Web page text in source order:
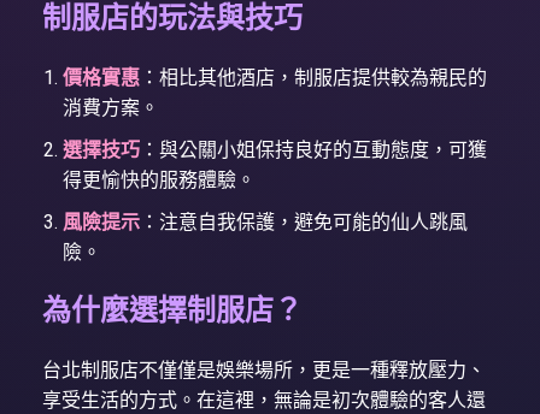
制服店的玩法與技巧
價格實惠 ：相比其他酒店，制服店提供較為親民的
消費方案。
選擇技巧 ：與公關小姐保持良好的互動態度，可獲
得更愉快的服務體驗。
風險提示 ：注意自我保護，避免可能的仙人跳風
險。
為什麼選擇制服店？
台北制服店不僅僅是娛樂場所，更是一種釋放壓力、
享受生活的方式。在這裡，無論是初次體驗的客人還